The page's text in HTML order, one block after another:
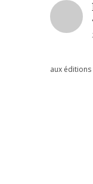
aux